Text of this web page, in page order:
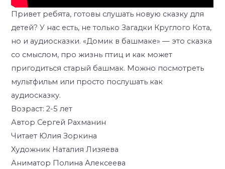
Привет ребята, готовы слушать новую сказку для
детей? У нас есть, не только Загадки Круглого Кота,
но и аудиосказки. «Домик в башмаке» — это сказка
со смыслом, про жизнь птиц и как может
пригодиться старый башмак. Можно посмотреть
мультфильм или просто послушать как
аудиосказку.
Возраст: 2-5 лет
Автор Сергей Рахманин
Читает Юлия Зоркина
Художник Наталия Лизяева
Аниматор Полина Алексеева